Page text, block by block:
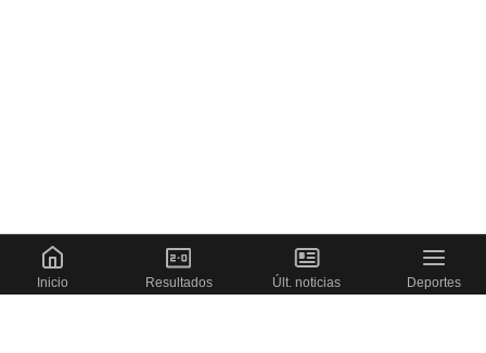
Inicio Resultados Últ. noticias Deportes